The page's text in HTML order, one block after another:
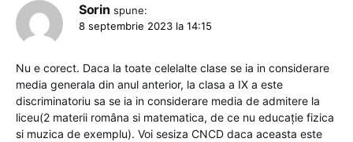
Sorin spune:
8 septembrie 2023 la 14:15
Nu e corect. Daca la toate celelalte clase se ia in considerare
media generala din anul anterior, la clasa a IX a este
discriminatoriu sa se ia in considerare media de admitere la
liceu(2 materii româna si matematica, de ce nu educație fizica
si muzica de exemplu). Voi sesiza CNCD daca aceasta este